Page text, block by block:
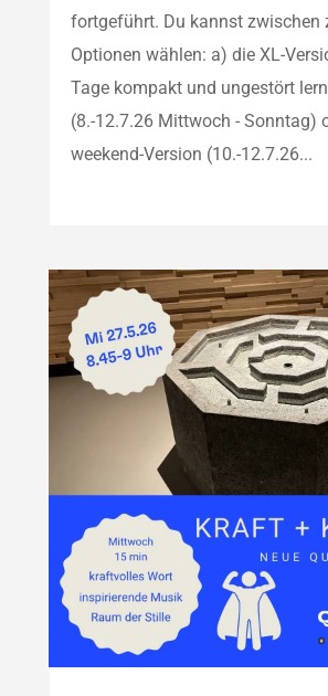
fortgeführt. Du kannst zwischen
Optionen wählen: a) die XL-
Tage kompakt und ungestört
(8.-12.7.26 Mittwoch - Sonntag)
weekend-Version (10.-12.7.26...